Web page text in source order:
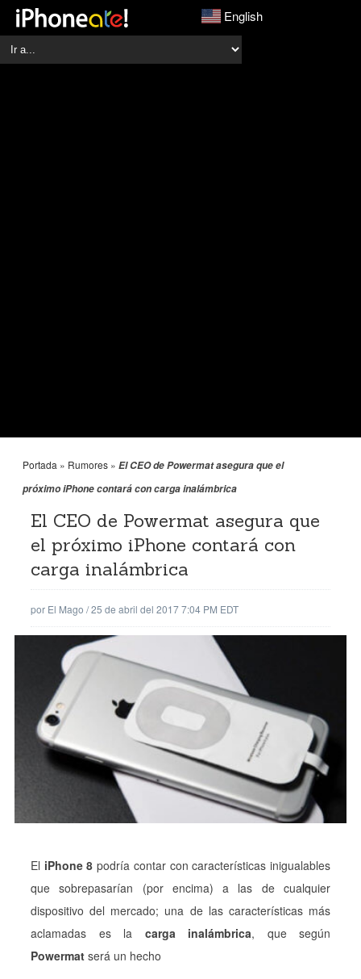
English
Portada » Rumores » El CEO de Powermat asegura que el
próximo iPhone contará con carga inalámbrica
El CEO de Powermat asegura que
el próximo iPhone contará con
carga inalámbrica
por El Mago /25 de abril del 2017 7:04 PM EDT
El iPhone 8 podría contar con características inigualables
que sobrepasarían (por encima) a las de cualquier
dispositivo del mercado; una de las características más
aclamadas es la carga inalámbrica, que según
Powermat será un hecho